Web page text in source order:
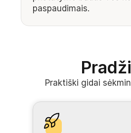
paspaudimais.
Praktiški gidai